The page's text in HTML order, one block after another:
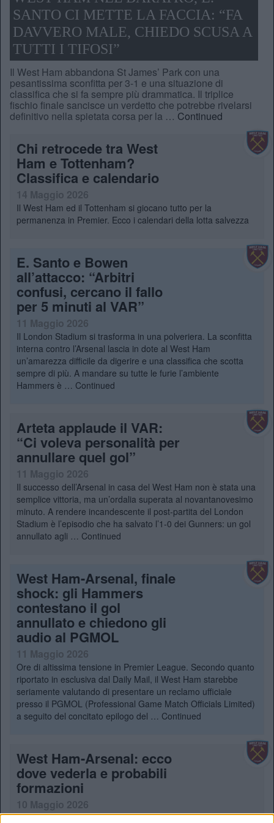
SANTO CI METTE LA FACCIA: “FA
DAVVERO MALE, CHIEDO SCUSA A
TUTTI I TIFOSI”
Il West Ham abbandona St James’ Park con una
pesantissima sconfitta per 3-1 e una situazione di
classifica che si fa sempre più drammatica. Il triplice
fischio finale sancisce un verdetto che potrebbe rivelarsi
definitivo nella spietata corsa per la … Continued
Chi retrocede tra West
Ham e Tottenham?
Classifica e calendario
Il West Ham ed il Tottenham si giocano tutto per la
permanenza in Premier. Ecco i calendari della lotta salvezza
E. Santo e Bowen
all’attacco: “Arbitri
confusi, cercano il fallo
per 5 minuti al VAR”
11 Maggio 2026
Il London Stadium si trasforma in una polveriera. La sconfitta
interna contro l’Arsenal lascia in dote al West Ham
un’amarezza difficile da digerire e una classifica che scotta
sempre di più. A mandare su tutte le furie l’ambiente
Hammers è … Continued
Arteta applaude il VAR:
“Ci voleva personalità per
annullare quel gol”
Il successo dell’Arsenal in casa del West Ham non è stata una
semplice vittoria, ma un’ordalia superata al novantanovesimo
minuto. A rendere incandescente il post-partita del London
Stadium è l’episodio che ha salvato l’1-0 dei Gunners: un gol
annullato agli … Continued
West Ham-Arsenal, finale
shock: gli Hammers
contestano il gol
annullato e chiedono gli
audio al PGMOL
11 Maggio 2026
Ore di altissima tensione in Premier League. Secondo quanto
riportato in esclusiva dal Daily Mail, il West Ham starebbe
seriamente valutando di presentare un reclamo ufficiale
presso il PGMOL (Professional Game Match Officials Limited)
a seguito del concitato epilogo del … Continued
West Ham-Arsenal: ecco
dove vederla e probabili
formazioni
West Ham-Arsenal, una sfida cruciale per la Premier League.